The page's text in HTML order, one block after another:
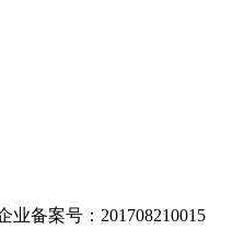
业备案号：201708210015